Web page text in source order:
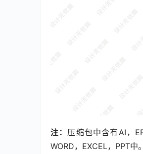
注： 压缩包中含有AI，
WORD，EXCEL，PPT中。